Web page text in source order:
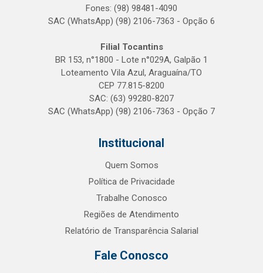
Fones: (98) 98481-4090
SAC (WhatsApp) (98) 2106-7363 - Opção 6
Filial Tocantins
BR 153, n°1800 - Lote n°029A, Galpão 1
Loteamento Vila Azul, Araguaína/TO
CEP 77.815-8200
SAC: (63) 99280-8207
SAC (WhatsApp) (98) 2106-7363 - Opção 7
Institucional
Quem Somos
Política de Privacidade
Trabalhe Conosco
Regiões de Atendimento
Relatório de Transparência Salarial
Fale Conosco